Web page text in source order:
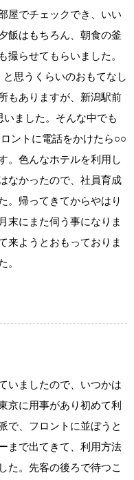
屋でチェックでき、いい
飯はもちろん、朝食の釜
撮らせてもらいました。
思うくらいのおもてなし
もありますが、新潟駅前
ました。そんな中でも
ントに電話をかけたら○○
。色んなホテルを利用し
なかったので、社員育成
。帰ってきてからやはり
末にまた伺う事になりま
来ようとおもっておりま
。
いましたので、いつかは
京に用事があり初めて利
で、フロントに並ぼうと
まで出てきて、利用方法
た。先客の後ろで待つこ